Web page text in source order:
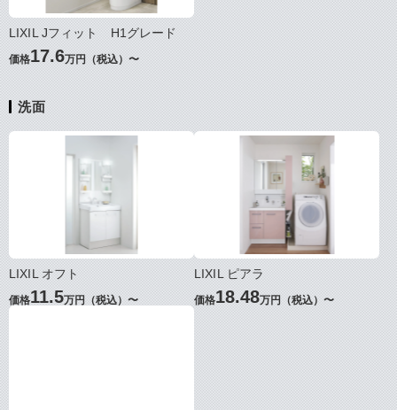
LIXIL Jフィット H1グレード
価格17.6万円（税込）〜
洗面
LIXIL オフト
価格11.5万円（税込）〜
LIXIL ピアラ
価格18.48万円（税込）〜